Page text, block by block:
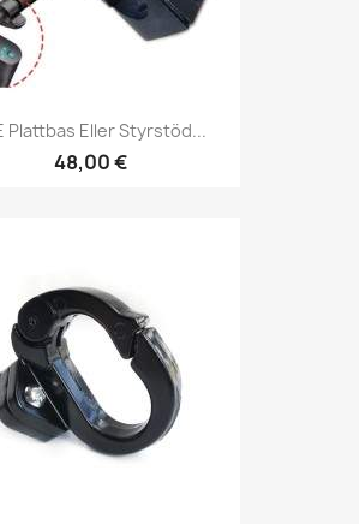
Plattbas Eller Styrstöd...
48,00 €